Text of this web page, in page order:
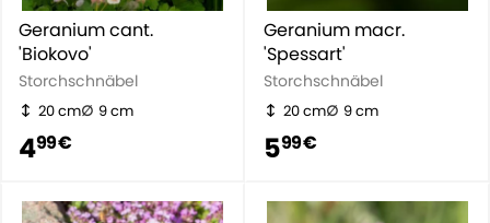
Geranium cant.
'Biokovo'
Storchschnäbel
20 cm 9 cm
499 €
Geranium macr.
'Spessart'
Storchschnäbel
20 cm 9 cm
599 €